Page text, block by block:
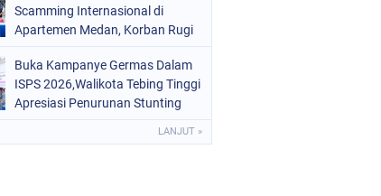
Scamming Internasional di
Apartemen Medan, Korban Rugi
Buka Kampanye Germas Dalam
ISPS 2026,Walikota Tebing Tinggi
Apresiasi Penurunan Stunting
LANJUT »